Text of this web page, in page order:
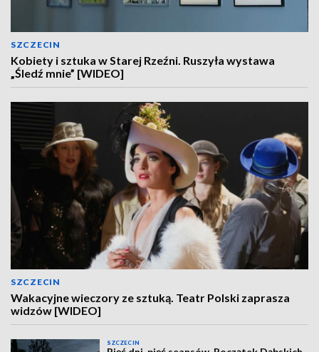
SZCZECIN
Kobiety i sztuka w Starej Rzeźni. Ruszyła wystawa
„Śledź mnie” [WIDEO]
SZCZECIN
Wakacyjne wieczory ze sztuką. Teatr Polski zaprasza
widzów [WIDEO]
SZCZECIN